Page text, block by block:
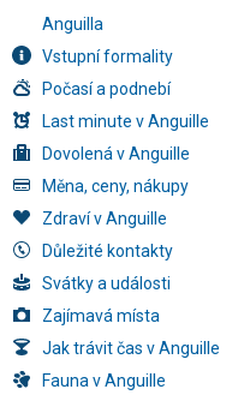
Anguilla
Vstupní formality
Počasí a podnebí
Last minute v Anguille
Dovolená v Anguille
Měna, ceny, nákupy
Zdraví v Anguille
Důležité kontakty
Svátky a události
Zajímavá místa
Jak trávit čas v Anguille
Fauna v Anguille